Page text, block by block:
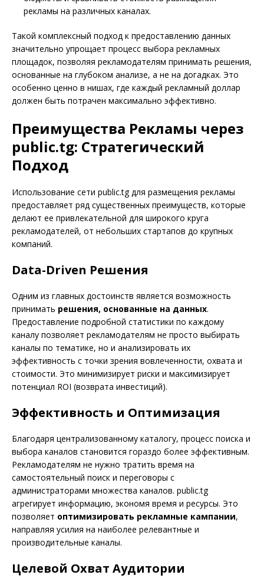
рекламы на различных каналах.
Такой комплексный подход к предоставлению данных
значительно упрощает процесс выбора рекламных
площадок, позволяя рекламодателям принимать решения,
основанные на глубоком анализе, а не на догадках. Это
особенно ценно в нишах, где каждый рекламный доллар
должен быть потрачен максимально эффективно.
Преимущества Рекламы через
public.tg: Стратегический
Подход
Использование сети public.tg для размещения рекламы
предоставляет ряд существенных преимуществ, которые
делают ее привлекательной для широкого круга
рекламодателей, от небольших стартапов до крупных
компаний.
Data-Driven Решения
Одним из главных достоинств является возможность
принимать решения, основанные на данных.
Предоставление подробной статистики по каждому
каналу позволяет рекламодателям не просто выбирать
каналы по тематике, но и анализировать их
эффективность с точки зрения вовлеченности, охвата и
стоимости. Это минимизирует риски и максимизирует
потенциал ROI (возврата инвестиций).
Эффективность и Оптимизация
Благодаря централизованному каталогу, процесс поиска и
выбора каналов становится гораздо более эффективным.
Рекламодателям не нужно тратить время на
самостоятельный поиск и переговоры с
администраторами множества каналов. public.tg
агрегирует информацию, экономя время и ресурсы. Это
позволяет оптимизировать рекламные кампании,
направляя усилия на наиболее релевантные и
производительные каналы.
Целевой Охват Аудитории